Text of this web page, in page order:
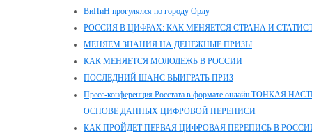
ВиПиН прогулялся по городу Орлу
РОССИЯ В ЦИФРАХ: КАК МЕНЯЕТСЯ СТРАНА И
МЕНЯЕМ ЗНАНИЯ НА ДЕНЕЖНЫЕ ПРИЗЫ
КАК МЕНЯЕТСЯ МОЛОДЕЖЬ В РОССИИ
ПОСЛЕДНИЙ ШАНС ВЫИГРАТЬ ПРИЗ
Пресс-конференция Росстата в формате онлайн
ОСНОВЕ ДАННЫХ ЦИФРОВОЙ ПЕРЕПИСИ
КАК ПРОЙДЕТ ПЕРВАЯ ЦИФРОВАЯ ПЕРЕПИСЬ В